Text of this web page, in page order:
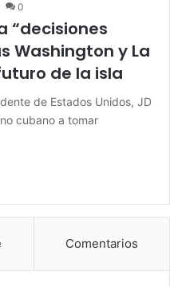
0
“decisiones
Washington y La
de la isla
de Estados Unidos, JD
cubano a tomar
Comentarios